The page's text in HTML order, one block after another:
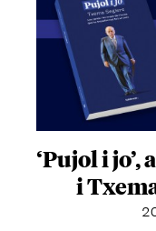
‘Pujol i
i